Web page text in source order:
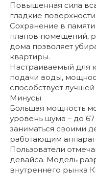
Повышенная сила
гладкие
Сохранение в
планов помещений,
дома позволяет
квартиры.
Настраиваемый для
подачи воды,
способствует
Минусы
Большая мощность
уровень шума – до
заниматься своими
работающим
Пользователи
девайса. Модель
внутреннего рынка